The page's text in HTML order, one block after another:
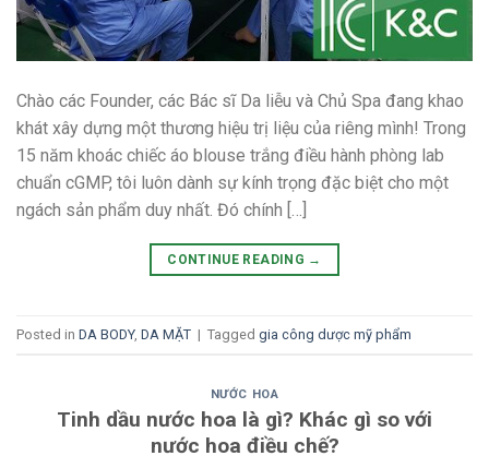
Chào các Founder, các Bác sĩ Da liễu và Chủ Spa đang khao
khát xây dựng một thương hiệu trị liệu của riêng mình! Trong
15 năm khoác chiếc áo blouse trắng điều hành phòng lab
chuẩn cGMP, tôi luôn dành sự kính trọng đặc biệt cho một
ngách sản phẩm duy nhất. Đó chính […]
CONTINUE READING →
Posted in DA BODY, DA MẶT | Tagged gia công dược mỹ phẩm
NƯỚC HOA
Tinh dầu nước hoa là gì? Khác gì so với
nước hoa điều chế?